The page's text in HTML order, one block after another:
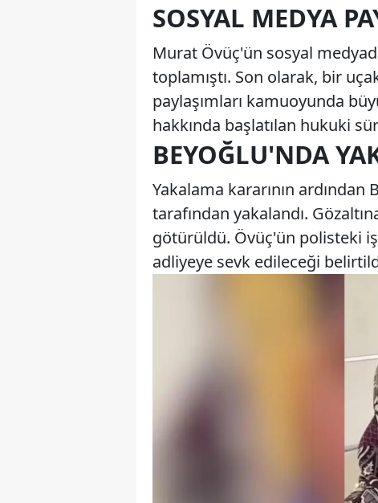
SOSYAL MEDYA
Murat Övüç'ün sosyal
toplamıştı. Son olarak, bir
paylaşımları kamuoyunda
hakkında başlatılan hukuki
BEYOĞLU'NDA
Yakalama kararının
tarafından yakalandı.
götürüldü. Övüç'ün polisteki
adliyeye sevk edileceği